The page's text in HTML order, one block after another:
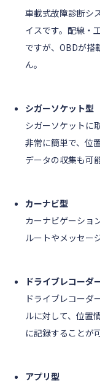
車載式故障診断シ
イスです。配線・
ですが、OBDが搭
ん。
シガーソケット型
シガーソケットに
非常に簡単で、位
データの収集も可
カーナビ型
カーナビゲーショ
ルートやメッセー
ドライブレコーダ
ドライブレコーダ
ルに対して、位置
に記録することが
アプリ型